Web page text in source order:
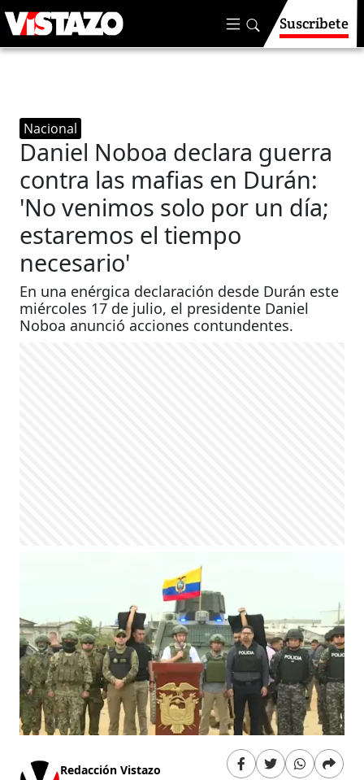
Suscríbete
Nacional
Daniel Noboa declara guerra
contra las mafias en Durán:
'No venimos solo por un día;
estaremos el tiempo
necesario'
En una enérgica declaración desde Durán este
miércoles 17 de julio, el presidente Daniel
Noboa anunció acciones contundentes.
Redacción Vistazo